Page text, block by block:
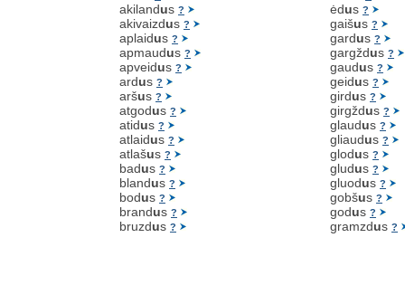
akilandus ?
akivaizdus ?
aplaidus ?
apmaudus ?
apveidus ?
ardus ?
aršus ?
atgodus ?
atidus ?
atlaidus ?
atlašus ?
badus ?
blandus ?
bodus ?
brandus ?
bruzdus ?
ėdus ?
gaišus ?
gardus ?
gargždus ?
gaudus ?
geidus ?
girdus ?
girgždus ?
glaudus ?
gliaudus ?
glodus ?
gludus ?
gluodus ?
gobšus ?
godus ?
gramzdus ?